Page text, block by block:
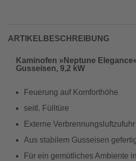
ARTIKELBESCHREIBUNG
Kaminofen »Neptune
Gusseisen, 9,2 kW
Feuerung auf Komforthöhe
seitl. Fülltüre
Externe Verbrennungsluftzufuhr
Aus stabilem Gusseisen
Für ein gemütliches Ambiente